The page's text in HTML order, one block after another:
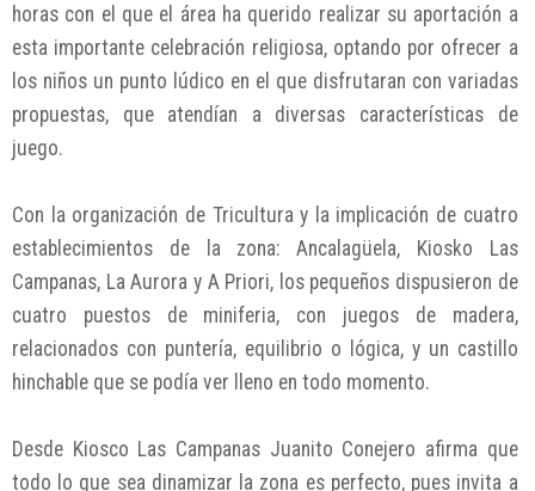
horas con el que el área ha querido realizar su aportación a
esta importante celebración religiosa, optando por ofrecer a
los niños un punto lúdico en el que disfrutaran con variadas
propuestas, que atendían a diversas características de
juego.
Con la organización de Tricultura y la implicación de cuatro
establecimientos de la zona: Ancalagüela, Kiosko Las
Campanas, La Aurora y A Priori, los pequeños dispusieron de
cuatro puestos de miniferia, con juegos de madera,
relacionados con puntería, equilibrio o lógica, y un castillo
hinchable que se podía ver lleno en todo momento.
Desde Kiosco Las Campanas Juanito Conejero afirma que
todo lo que sea dinamizar la zona es perfecto, pues invita a